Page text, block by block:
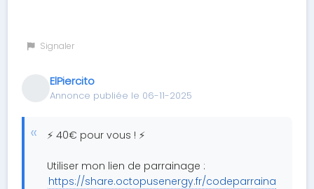
Signaler
ElPiercito
Annonce publiée le 06-11-2025
⚡ 40€ pour vous ! ⚡
Utiliser mon lien de parrainage :
https://share.octopusenergy.fr/codeparraina